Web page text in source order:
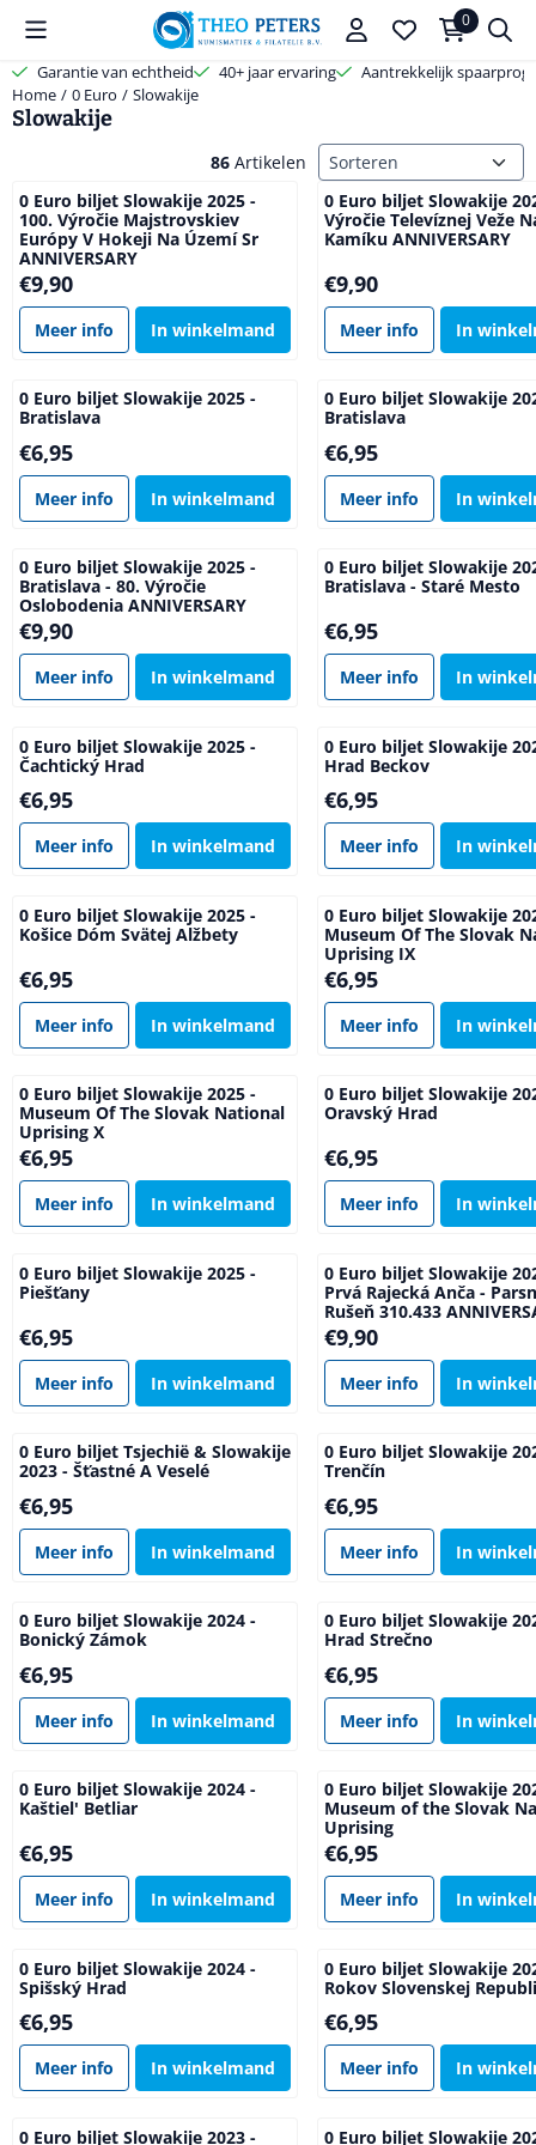
Cookievoorkeuren zijn beschikbaar. Kies instellingen of sta alle
0
Garantie van echtheid 40+ jaar ervaring
Aantrekkelijk
Home / 0 Euro / Slowakije
Slowakije
86 Artikelen Sorteermethode
0 Euro biljet Slowakije 2025 -
100. Výročie Majstrovskiev
Európy V Hokeji Na Území Sr
ANNIVERSARY
Prijs: 9,90
€9,90
Meer info In winkelmand
0 Euro biljet Slowakije
Výročie Televíznej Veže
Kamíku ANNIVERSARY
Prijs: 9,90
€9,90
Meer info In
0 Euro biljet Slowakije 2025 -
Bratislava
Prijs: 6,95
€6,95
Meer info In winkelmand
0 Euro biljet Slowakije
Bratislava
Prijs: 6,95
€6,95
Meer info In
0 Euro biljet Slowakije 2025 -
Bratislava - 80. Výročie
Oslobodenia ANNIVERSARY
Prijs: 9,90
€9,90
Meer info In winkelmand
0 Euro biljet Slowakije
Bratislava - Staré Mesto
Prijs: 6,95
€6,95
Meer info In
0 Euro biljet Slowakije 2025 -
Čachtický Hrad
Prijs: 6,95
€6,95
Meer info In winkelmand
0 Euro biljet Slowakije
Hrad Beckov
Prijs: 6,95
€6,95
Meer info In
0 Euro biljet Slowakije 2025 -
Košice Dóm Svätej Alžbety
Prijs: 6,95
€6,95
Meer info In winkelmand
0 Euro biljet Slowakije
Museum Of The Slovak
Uprising IX
Prijs: 6,95
€6,95
Meer info In
0 Euro biljet Slowakije 2025 -
Museum Of The Slovak National
Uprising X
Prijs: 6,95
€6,95
Meer info In winkelmand
0 Euro biljet Slowakije
Oravský Hrad
Prijs: 6,95
€6,95
Meer info In
0 Euro biljet Slowakije 2025 -
Piešťany
Prijs: 6,95
€6,95
Meer info In winkelmand
0 Euro biljet Slowakije
Prvá Rajecká Anča -
Rušeň 310.433
Prijs: 9,90
€9,90
Meer info In
0 Euro biljet Tsjechië & Slowakije
2023 - Šťastné A Veselé
Prijs: 6,95
€6,95
Meer info In winkelmand
0 Euro biljet Slowakije
Trenčín
Prijs: 6,95
€6,95
Meer info In
0 Euro biljet Slowakije 2024 -
Bonický Zámok
Prijs: 6,95
€6,95
Meer info In winkelmand
0 Euro biljet Slowakije
Hrad Strečno
Prijs: 6,95
€6,95
Meer info In
0 Euro biljet Slowakije 2024 -
Kaštiel' Betliar
Prijs: 6,95
€6,95
Meer info In winkelmand
0 Euro biljet Slowakije
Museum of the Slovak
Uprising
Prijs: 6,95
€6,95
Meer info In
0 Euro biljet Slowakije 2024 -
Spišský Hrad
Prijs: 6,95
€6,95
Meer info In winkelmand
0 Euro biljet Slowakije
Rokov Slovenskej
Prijs: 6,95
€6,95
Meer info In
0 Euro biljet Slowakije 2023 -
0 Euro biljet Slowakije